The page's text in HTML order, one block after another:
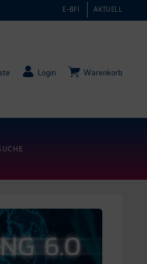
E-BFI AKTUELL
Login Warenkorb